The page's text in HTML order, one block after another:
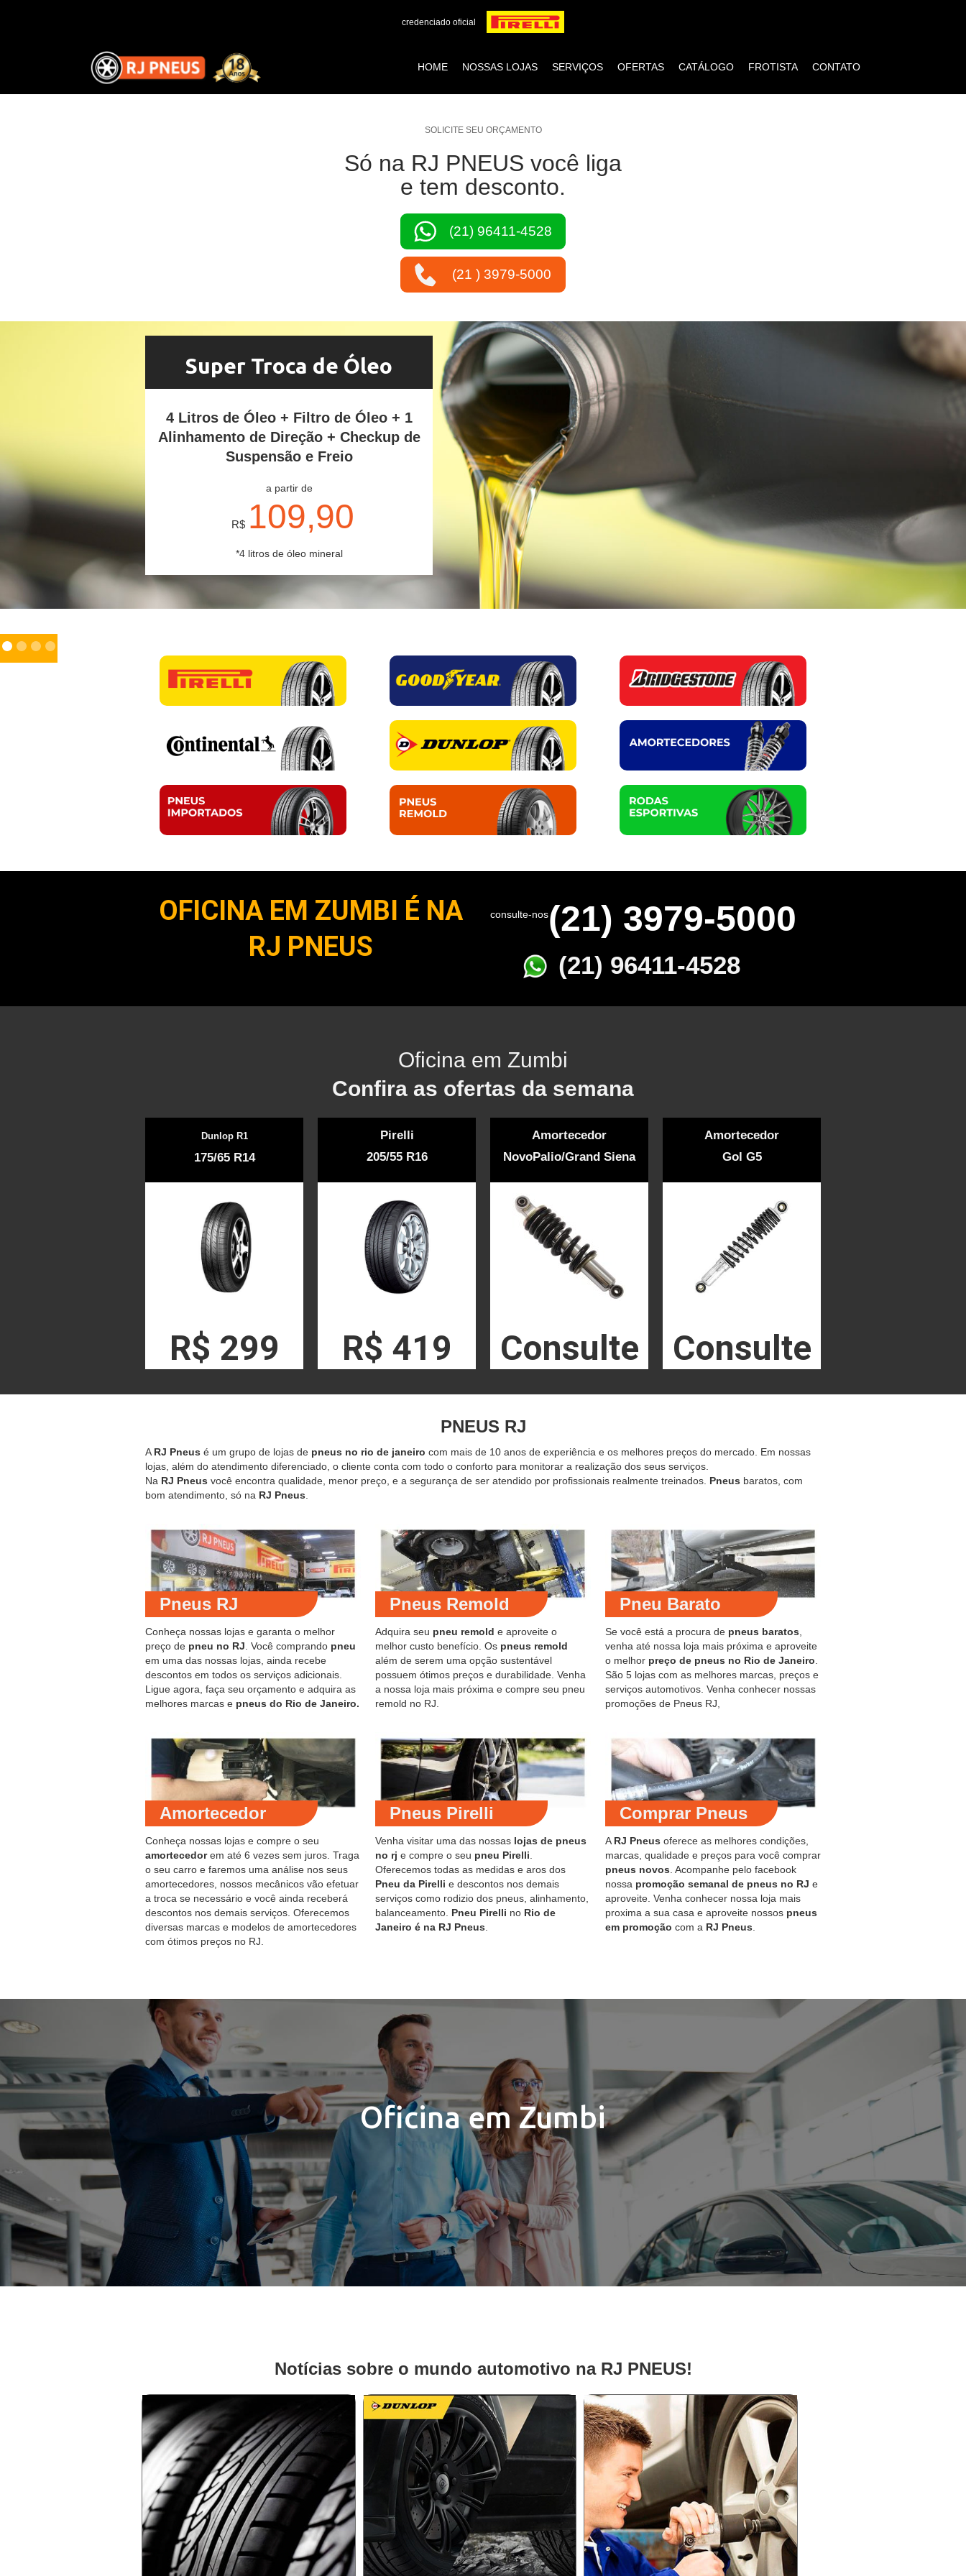
credenciado oficial
HOME NOSSAS LOJAS SERVIÇOS OFERTAS CATÁLOGO FROTISTA CONTATO
SOLICITE SEU ORÇAMENTO
Só na RJ PNEUS você liga
e tem desconto.
(21) 96411-4528
(21 ) 3979-5000
Super Troca de Óleo
4 Litros de Óleo + Filtro de Óleo + 1
Alinhamento de Direção + Checkup de
Suspensão e Freio
a partir de
R$ 109,90
*4 litros de óleo mineral
OFICINA EM ZUMBI É NA
RJ PNEUS
consulte-nos(21) 3979-5000
(21) 96411-4528
Oficina em Zumbi
Confira as ofertas da semana
Dunlop R1
175/65 R14
R$ 299
Pirelli
205/55 R16
R$ 419
Amortecedor
NovoPalio/Grand Siena
Consulte
Amortecedor
Gol G5
Consulte
PNEUS RJ
A RJ Pneus é um grupo de lojas de pneus no rio de janeiro com mais de 10 anos de experiência e os melhores preços do mercado. Em nossas
lojas, além do atendimento diferenciado, o cliente conta com todo o conforto para monitorar a realização dos seus serviços.
Na RJ Pneus você encontra qualidade, menor preço, e a segurança de ser atendido por profissionais realmente treinados. Pneus baratos, com
bom atendimento, só na RJ Pneus
Pneus RJ
Conheça nossas lojas e garanta o melhor
preço de pneu no RJ. Você comprando pneu
em uma das nossas lojas, ainda recebe
descontos em todos os serviços adicionais.
Ligue agora, faça seu orçamento e adquira as
melhores marcas e pneus do Rio de Janeiro.
Pneus Remold
Adquira seu pneu remold e aproveite o
melhor custo benefício. Os pneus remold
além de serem uma opção sustentável
possuem ótimos preços e durabilidade. Venha
a nossa loja mais próxima e compre seu pneu
remold no RJ.
Pneu Barato
Se você está a procura de pneus baratos,
venha até nossa loja mais próxima e aproveite
o melhor preço de pneus no Rio de Janeiro.
São 5 lojas com as melhores marcas, preços e
serviços automotivos. Venha conhecer nossas
promoções de Pneus RJ,
Amortecedor
Conheça nossas lojas e compre o seu
amortecedorem até 6 vezes sem juros. Traga
o seu carro e faremos uma análise nos seus
amortecedores, nossos mecânicos vão efetuar
a troca se necessário e você ainda receberá
descontos nos demais serviços. Oferecemos
diversas marcas e modelos de amortecedores
com ótimos preços no RJ.
Pneus Pirelli
Venha visitar uma das nossas lojas de pneus
no rj e compre o seu pneu Pirelli
Oferecemos todas as medidas e aros dos
Pneu da Pirelli e descontos nos demais
serviços como rodizio dos pneus, alinhamento,
balanceamento. Pneu Pirelli no Rio de
Janeiro é na RJ Pneus
Comprar Pneus
A RJ Pneus oferece as melhores condições,
marcas, qualidade e preços para você comprar
pneus novos . Acompanhe pelo facebook
nossa promoção semanal de pneus no RJ e
aproveite. Venha conhecer nossa loja mais
proxima a sua casa e aproveite nossos pneus
em promoção com a RJ Pneus
Oficina em Zumbi
Notícias sobre o mundo automotivo na RJ PNEUS!